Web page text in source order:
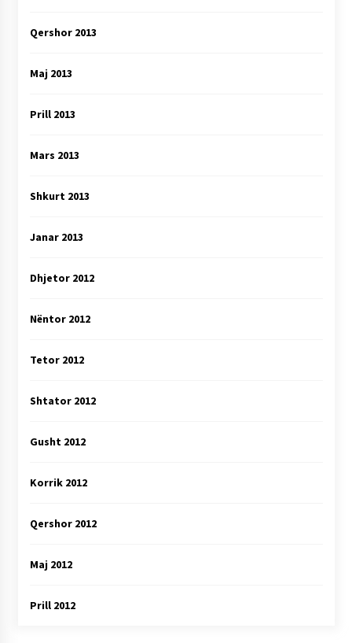
Qershor 2013
Maj 2013
Prill 2013
Mars 2013
Shkurt 2013
Janar 2013
Dhjetor 2012
Nëntor 2012
Tetor 2012
Shtator 2012
Gusht 2012
Korrik 2012
Qershor 2012
Maj 2012
Prill 2012